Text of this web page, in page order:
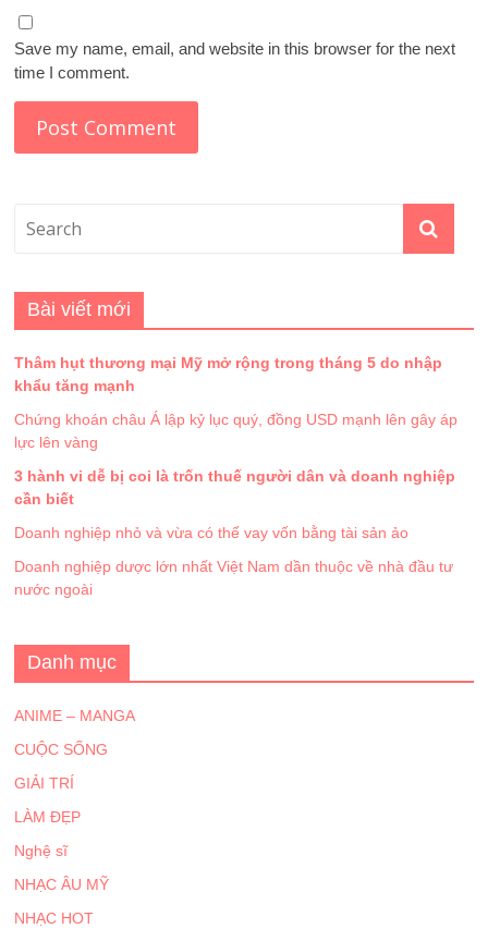
Save my name, email, and website in this browser for the next
time I comment.
Bài viết mới
Thâm hụt thương mại Mỹ mở rộng trong tháng 5 do nhập
khẩu tăng mạnh
Chứng khoán châu Á lập kỷ lục quý, đồng USD mạnh lên gây áp
lực lên vàng
3 hành vi dễ bị coi là trốn thuế người dân và doanh nghiệp
cần biết
Doanh nghiệp nhỏ và vừa có thể vay vốn bằng tài sản ảo
Doanh nghiệp dược lớn nhất Việt Nam dần thuộc về nhà đầu tư
nước ngoài
Danh mục
ANIME – MANGA
CUỘC SỐNG
GIẢI TRÍ
LÀM ĐẸP
Nghệ sĩ
NHẠC ÂU MỸ
NHẠC HOT